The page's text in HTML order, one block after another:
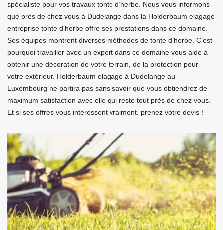
spécialiste pour vos travaux tonte d’herbe. Nous vous informons
que près de chez vous à Dudelange dans la Holderbaum elagage
entreprise tonte d'herbe offre ses prestations dans ce domaine.
Ses équipes montrent diverses méthodes de tonte d’herbe. C’est
pourquoi travailler avec un expert dans ce domaine vous aide à
obtenir une décoration de votre terrain, de la protection pour
votre extérieur. Holderbaum elagage à Dudelange au
Luxembourg ne partira pas sans savoir que vous obtiendrez de
maximum satisfaction avec elle qui reste tout près de chez vous.
Et si ses offres vous intéressent vraiment, prenez votre devis !